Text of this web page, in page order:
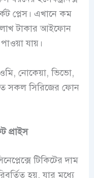
প্লেস। এখানে কম
লাখ টাকার আইফোন
যায়।
নোকেয়া, ভিভো,
সকল সিরিজের ফোন
প্রাইস
টিকিটের দাম
হয়, যার মধ্যে